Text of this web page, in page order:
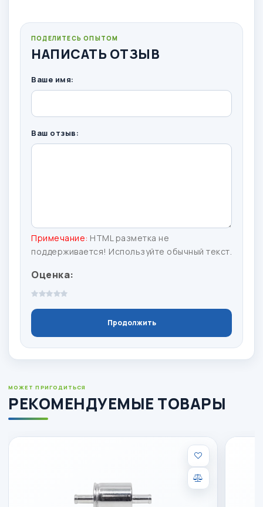
ПОДЕЛИТЕСЬ ОПЫТОМ
НАПИСАТЬ ОТЗЫВ
Ваше имя:
Ваш отзыв:
Примечание: HTML разметка не
поддерживается! Используйте обычный текст.
Оценка:
5 звёзд
4 звезды
3 звезды
2 звезды
1 звезда
Продолжить
МОЖЕТ ПРИГОДИТЬСЯ
РЕКОМЕНДУЕМЫЕ ТОВАРЫ